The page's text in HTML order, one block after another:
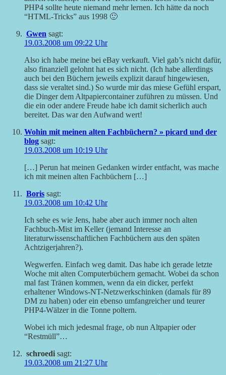
PHP4 sollte heute niemand mehr lernen. Ich hätte da noch
“HTML-Tricks” aus 1998 🙂
Gwen sagt:
19.03.2008 um 09:22 Uhr
Also ich habe meine bei eBay verkauft. Viel gab’s nicht dafür,
also finanziell gelohnt hat es sich nicht. (Ich habe allerdings
auch bei den Büchern jeweils explizit darauf hingewiesen,
dass sie veraltet sind.) So wurde mir das miese Gefühl erspart,
die Dinger dem Altpapiercontainer zuführen zu müssen. Und
die ein oder andere Freude habe ich damit sicherlich auch
bereitet. Das war den Aufwand wert!
Wohin mit meinen alten Fachbüchern? » picard und der
blog sagt:
19.03.2008 um 10:19 Uhr
[…] Perun hat meinen Gedanken wirder entfacht, was mache
ich mit meinen alten Fachbüchern […]
Boris sagt:
19.03.2008 um 10:42 Uhr
Ich sehe es wie Jens, habe aber auch immer noch alten
Fachbuch-Mist im Keller (jemand Interesse an
literaturwissenschaftlichen Fachbüchern aus den späten
Achtzigerjahren?).
Wegwerfen. Einfach weg damit. Das habe ich gerade letzte
Woche mit alten Computerbüchern gemacht. Wobei da schon
mal fast Tränen kommen, wenn da ein dicker, perfekt
erhaltener Windows-NT-Netzwerkschinken (damals für 89
DM zu haben) oder ein ebenso umfangreicher und teurer
PHP4-Wälzer in die Tonne poltern.
Wobei ich mich jedesmal frage, ob nun Altpapier oder
“Restmüll”…
schroedi sagt:
19.03.2008 um 21:27 Uhr